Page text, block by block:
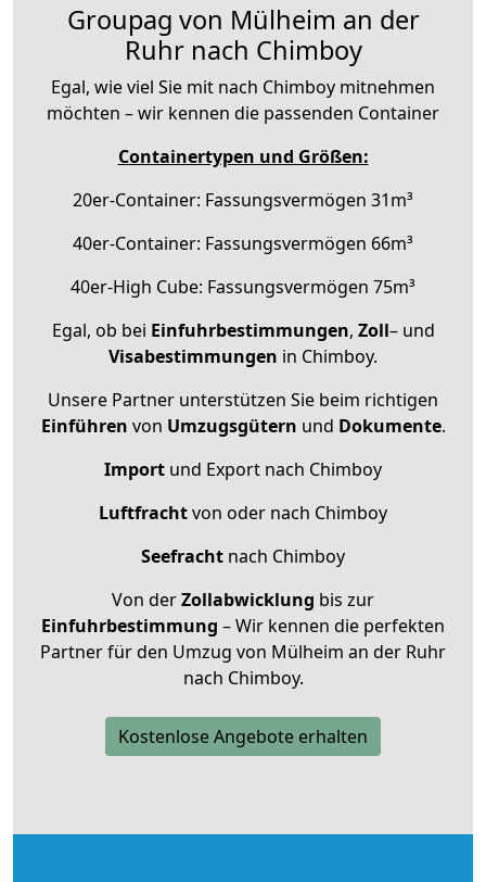
Groupag von Mülheim an der
Ruhr nach Chimboy
Egal, wie viel Sie mit nach Chimboy mitnehmen
möchten – wir kennen die passenden Container
Containertypen und Größen:
20er-Container: Fassungsvermögen 31m³
40er-Container: Fassungsvermögen 66m³
40er-High Cube: Fassungsvermögen 75m³
Egal, ob bei Einfuhrbestimmungen, Zoll– und
Visabestimmungen in Chimboy.
Unsere Partner unterstützen Sie beim richtigen
Einführen von Umzugsgütern und Dokumente.
Import und Export nach Chimboy
Luftfrachtvon oder nach Chimboy
Seefracht nach Chimboy
Von derZollabwicklung bis zur
Einfuhrbestimmung – Wir kennen die perfekten
Partner für den Umzug von Mülheim an der Ruhr
nach Chimboy.
Kostenlose Angebote erhalten